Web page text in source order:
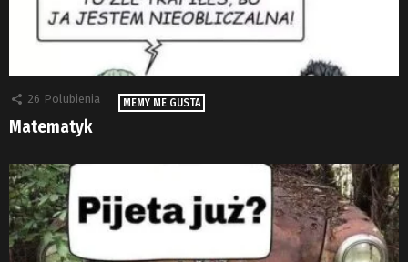
26 Polubienia MEMY ME GUSTA
Matematyk